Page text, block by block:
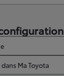
Ma Toyota